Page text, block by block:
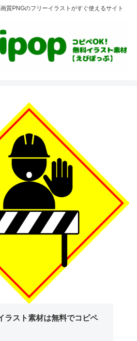
のフリーイラストがすぐ使えるサイト
ラスト素材は無料でコピペ